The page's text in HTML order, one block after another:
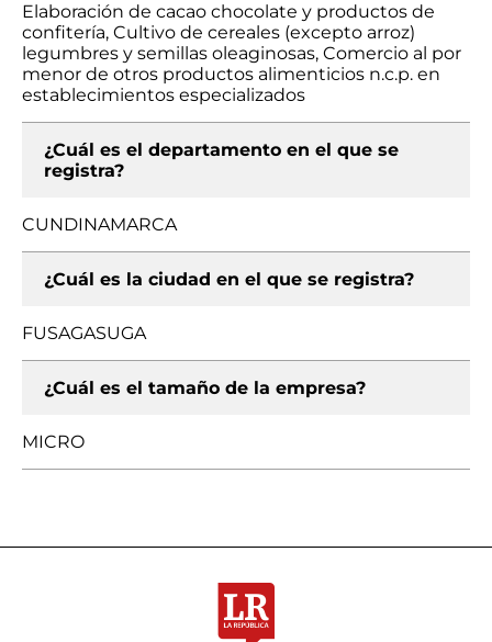
Elaboración de cacao chocolate y productos de
confitería, Cultivo de cereales (excepto arroz)
legumbres y semillas oleaginosas, Comercio al por
menor de otros productos alimenticios n.c.p. en
establecimientos especializados
¿Cuál es el departamento en el que se
registra?
CUNDINAMARCA
¿Cuál es la ciudad en el que se registra?
FUSAGASUGA
¿Cuál es el tamaño de la empresa?
MICRO